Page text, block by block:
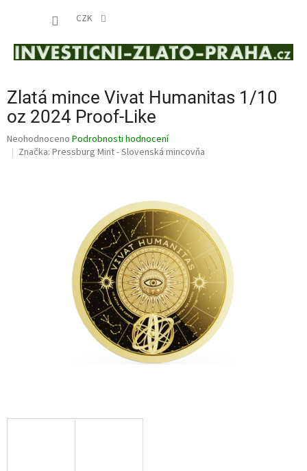
CZK
Zlatá mince Vivat Humanitas 1/10
oz 2024 Proof-Like
Průměrné
hodnocení
Neohodnoceno Podrobnosti hodnocení
Značka: Pressburg Mint - Slovenská mincovňa